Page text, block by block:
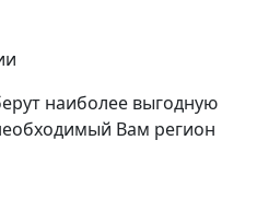
наиболее выгодную
Вам регион